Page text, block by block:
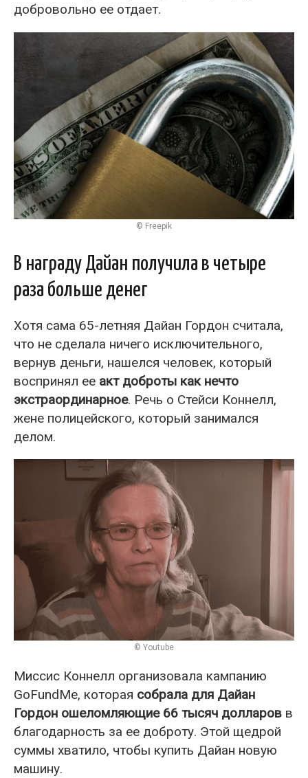
добровольно ее отдает.
© Freepik
В награду Дайан получила в четыре
раза больше денег
Хотя сама 65-летняя Дайан Гордон считала,
что не сделала ничего исключительного,
вернув деньги, нашелся человек, который
воспринял ее акт доброты как нечто
экстраординарное. Речь о Стейси Коннелл,
жене полицейского, который занимался
делом.
© Youtube
Миссис Коннелл организовала кампанию
GoFundMe, которая собрала для Дайан
Гордон ошеломляющие 66 тысяч долларов в
благодарность за ее доброту. Этой щедрой
суммы хватило, чтобы купить Дайан новую
машину.